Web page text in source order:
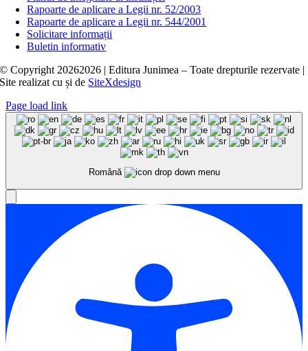
Rapoarte de aplicare a Legii nr. 52/2003
Rapoarte de aplicare a Legii nr. 544/2001
Solicitare informații
Buletin informativ
© Copyright 20262026 | Editura Junimea – Toate drepturile rezervate |
Site realizat cușide SiteXdesign
Page load link
Română